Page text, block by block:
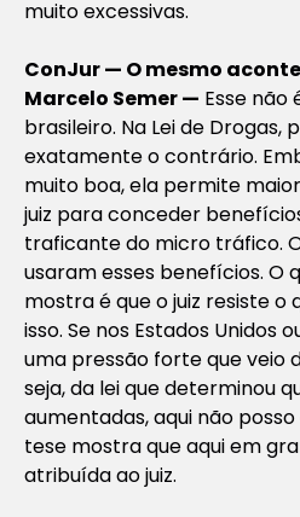
muito excessivas.
ConJur — O mesmo
Marcelo Semer — Esse não
brasileiro. Na Lei de Drogas,
exatamente o contrário.
muito boa, ela permite
juiz para conceder
traficante do micro tráfico.
usaram esses benefícios. O
mostra é que o juiz resiste
isso. Se nos Estados Unidos
uma pressão forte que veio
seja, da lei que determinou
aumentadas, aqui não
tese mostra que aqui em
atribuída ao juiz.